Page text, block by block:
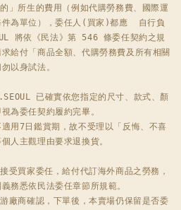
」所生的費用（例如代購勞務費、國際運
件為單位），委任人(買家)都應  自行負
將依《民法》第 546 條委任契約之規
給付「商品全額、代購勞務費及所有相關
以身試法。
已確實依您指定的尺寸、款式、顏
為委任契約履約完畢。
用7日鑑賞期，故不受理以「反悔、不喜
人主觀理由要求退換貨。
買家委任，給付代訂海外商品之勞務，
務悉依民法委任章節所規範。
廠商確認，下單後，本賣場仍保留是否委